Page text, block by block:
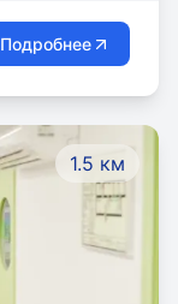
Подробнее
1.5 км